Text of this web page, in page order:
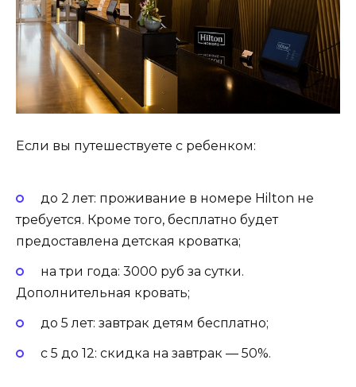
Если вы путешествуете с ребенком:
до 2 лет: проживание в номере Hilton не
требуется. Кроме того, бесплатно будет
предоставлена ​​детская кроватка;
на три года: 3000 руб за сутки.
Дополнительная кровать;
до 5 лет: завтрак детям бесплатно;
с 5 до 12: скидка на завтрак — 50%.